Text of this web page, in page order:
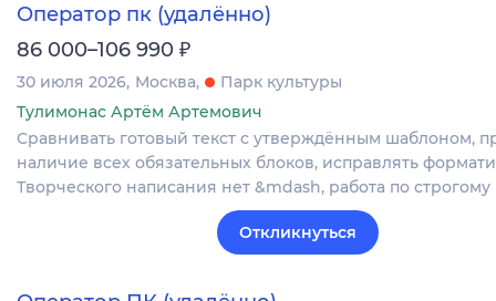
Оператор пк (удалённо)
86 000–106 990 ₽
30 июля 2026 Москва
Парк культуры
Тулимонас Артём Артемович
Сравнивать готовый текст с утверждённым шаблоном,
наличие всех обязательных блоков, исправлять
Творческого написания нет &mdash, работа по строгому
Откликнуться